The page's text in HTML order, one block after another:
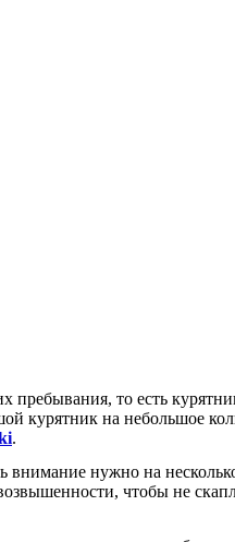
пребывания, то есть
курятник на небольшое
.
нужно на
чтобы не